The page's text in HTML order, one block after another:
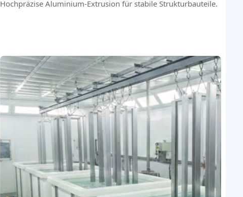
Hochpräzise Aluminium-Extrusion für stabile Strukturbauteile.